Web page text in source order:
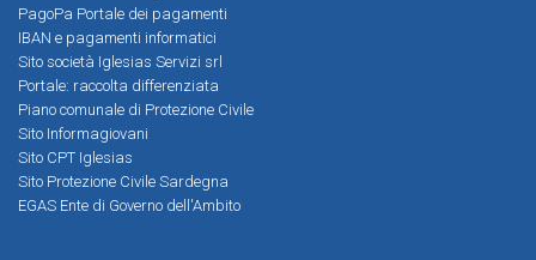
PagoPa Portale dei pagamenti
IBAN e pagamenti informatici
Sito società Iglesias Servizi srl
Portale: raccolta differenziata
Piano comunale di Protezione Civile
Sito Informagiovani
Sito CPT Iglesias
Sito Protezione Civile Sardegna
EGAS Ente di Governo dell'Ambito